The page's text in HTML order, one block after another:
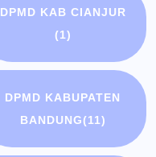
DPMD KAB CIANJUR
(1)
DPMD KABUPATEN
BANDUNG(11)